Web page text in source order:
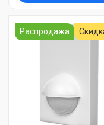
Распродажа